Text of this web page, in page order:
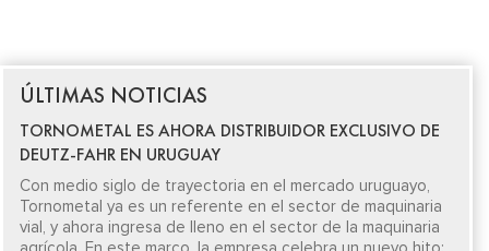
ÚLTIMAS NOTICIAS
TORNOMETAL ES AHORA DISTRIBUIDOR EXCLUSIVO DE
DEUTZ-FAHR EN URUGUAY
Con medio siglo de trayectoria en el mercado uruguayo,
Tornometal ya es un referente en el sector de maquinaria
vial, y ahora ingresa de lleno en el sector de la maquinaria